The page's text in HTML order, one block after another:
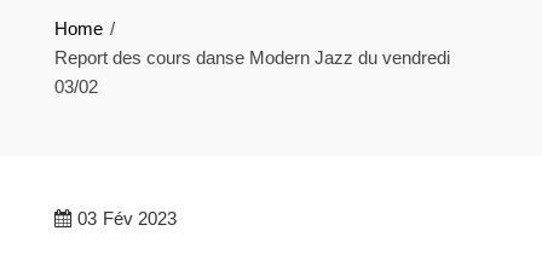
Home
Report des cours danse Modern Jazz du vendredi
03/02
03 Fév 2023